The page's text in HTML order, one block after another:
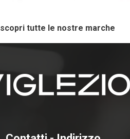
scopri tutte le nostre marche